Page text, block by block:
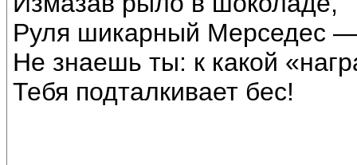
Руля шикарный Мерседес
Не знаешь ты: к какой
Тебя подталкивает бес!